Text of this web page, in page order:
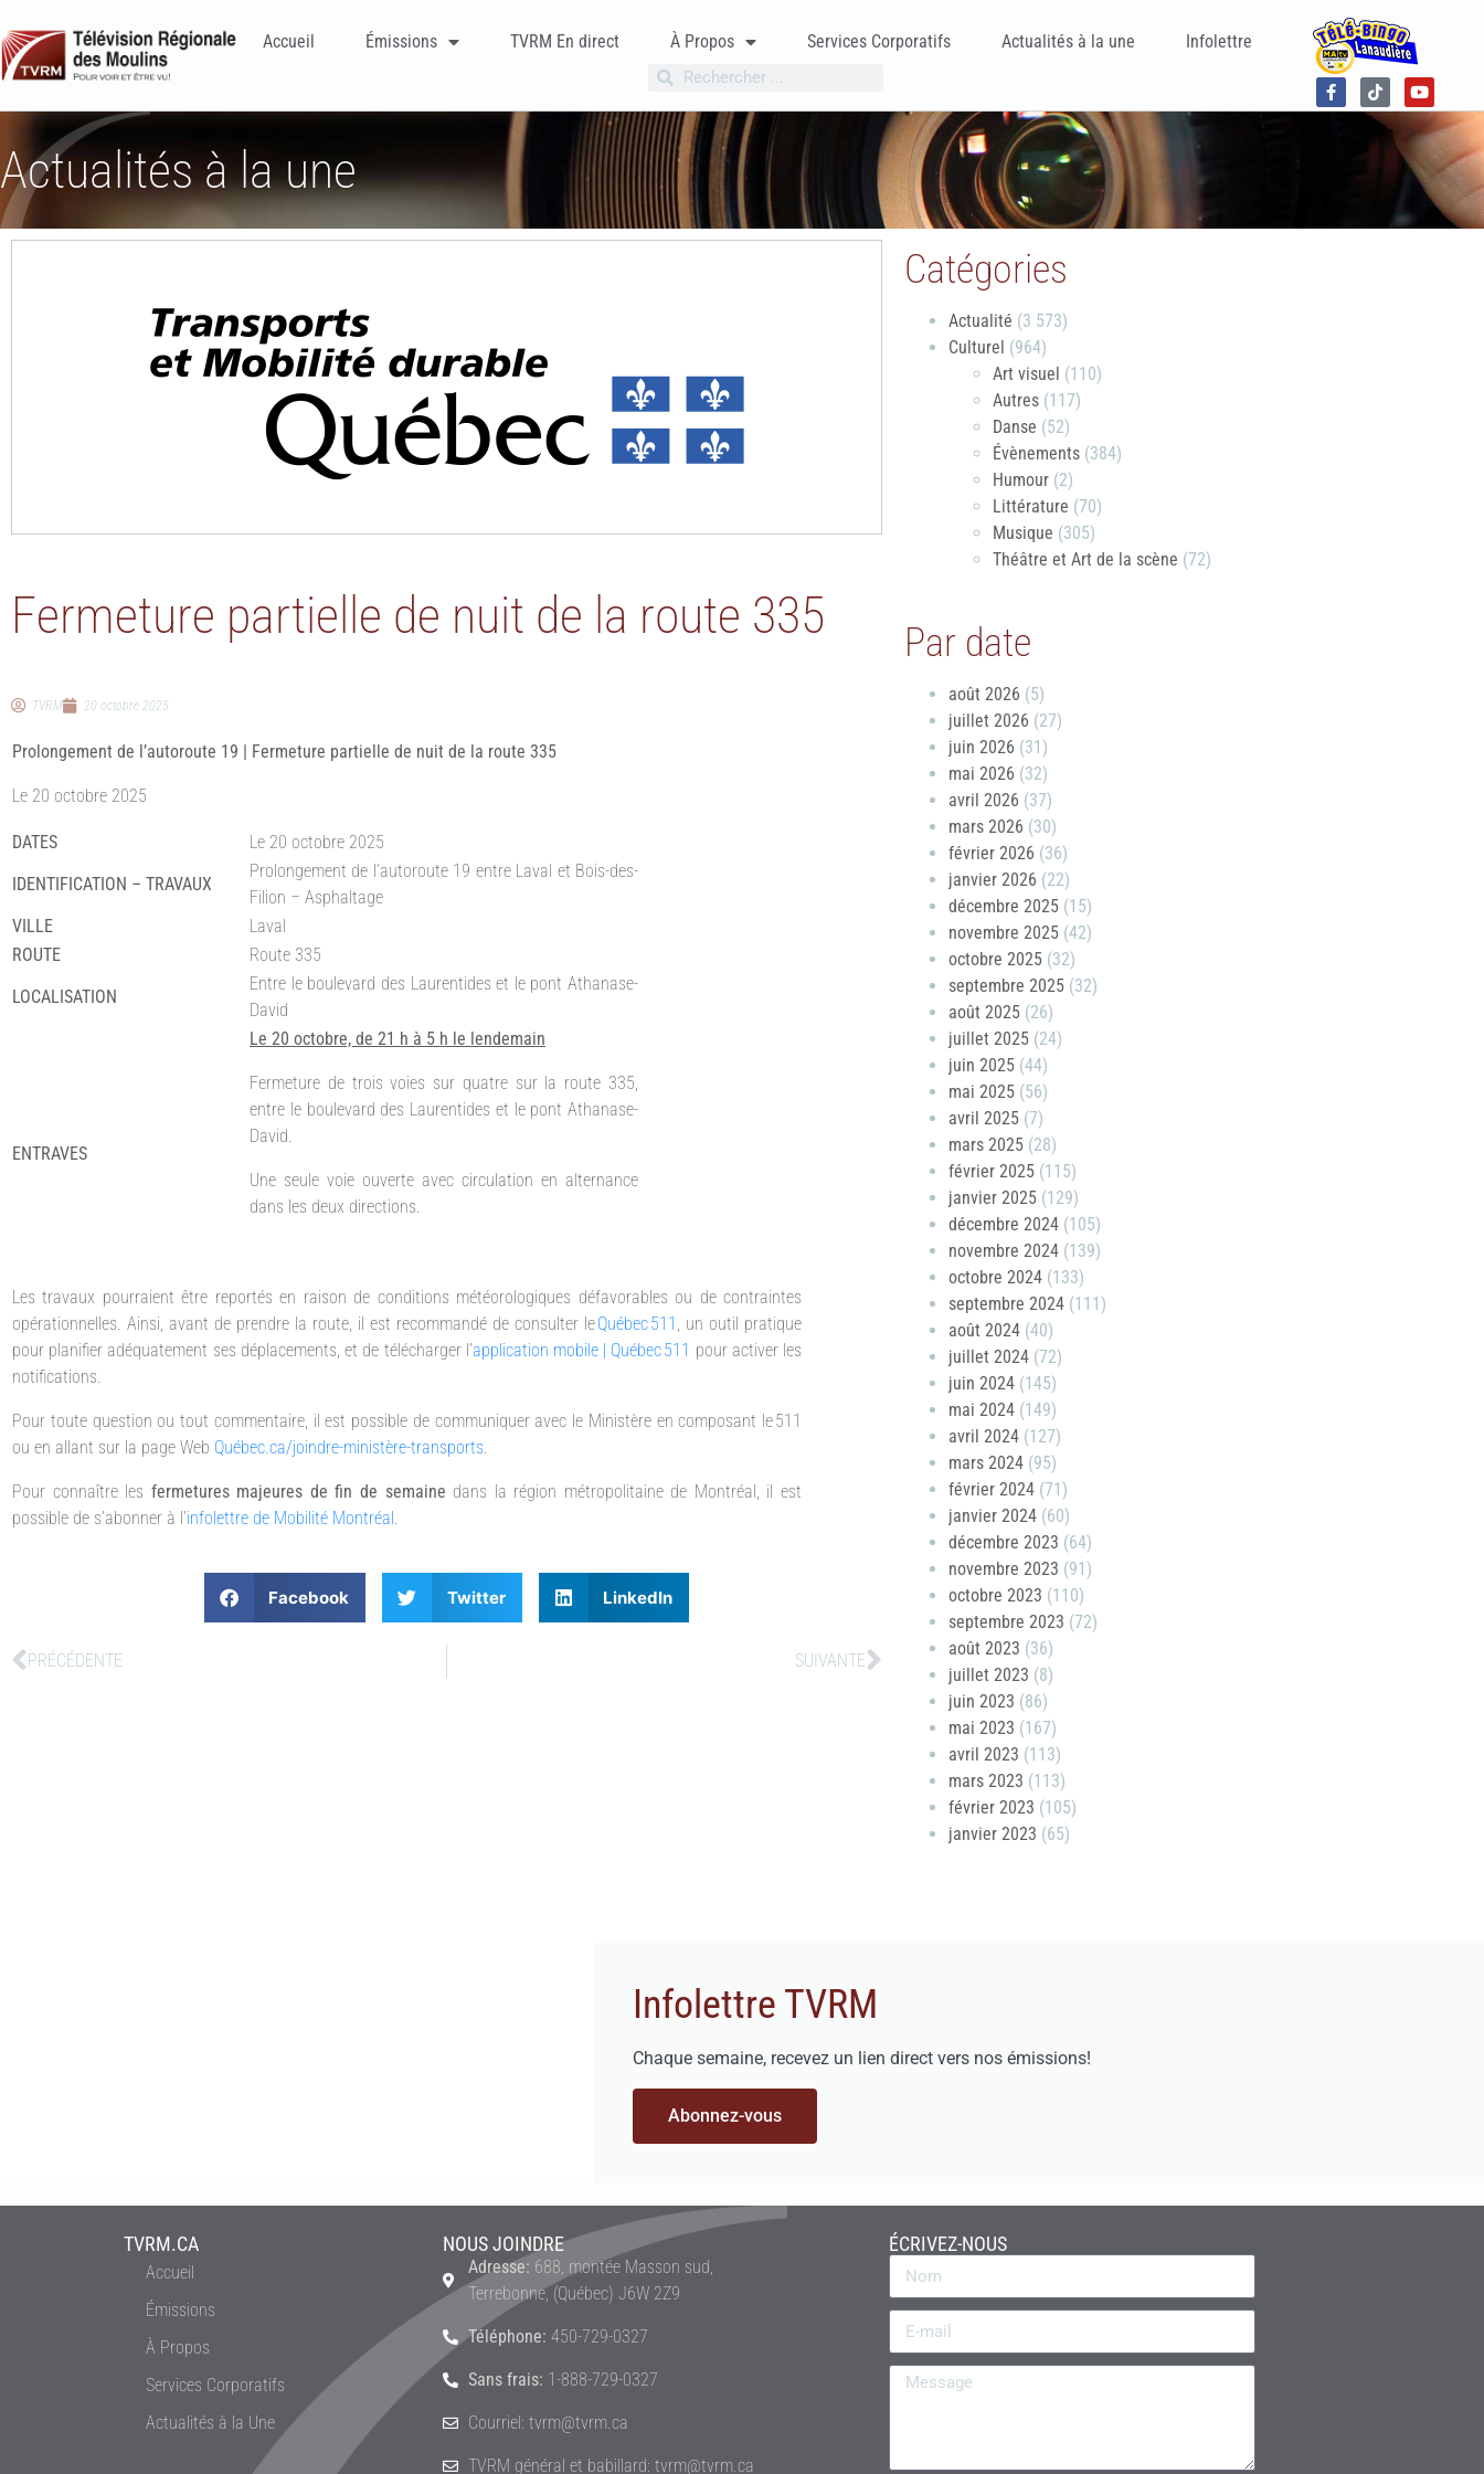
Accueil Émissions TVRM En direct À Propos Services Corporatifs Actualités à la une Infolettre
Actualités à la une
Fermeture partielle de nuit de la route 335
TVRM 20 octobre 2025
Prolongement de l’autoroute 19 | Fermeture partielle de nuit de la route 335
Le 20 octobre 2025
DATES
Le 20 octobre 2025
IDENTIFICATION – TRAVAUX
Prolongement de l’autoroute 19 entre Laval et Bois-des-
Filion – Asphaltage
VILLE
Laval
ROUTE
Route 335
LOCALISATION
Entre le boulevard des Laurentides et le pont Athanase-
David
ENTRAVES
Le 20 octobre, de 21 h à 5 h le lendemain
Fermeture de trois voies sur quatre sur la route 335,
entre le boulevard des Laurentides et le pont Athanase-
David.
Une seule voie ouverte avec circulation en alternance
dans les deux directions.
Les travaux pourraient être reportés en raison de conditions météorologiques défavorables ou de contraintes
opérationnelles. Ainsi, avant de prendre la route, il est recommandé de consulter leQuébec 511 , un outil pratique
pour planifier adéquatement ses déplacements, et de télécharger l’application mobile | Québec 511 pour activer les
notifications.
Pour toute question ou tout commentaire, il est possible de communiquer avec le Ministère en composant le 511
ou en allant sur la page Web Québec.ca/joindre-ministère-transports.
Pour connaître les fermetures majeures de fin de semaine dans la région métropolitaine de Montréal, il est
possible de s’abonner à l’infolettre de Mobilité Montréal.
Facebook Twitter LinkedIn
PRÉCÉDENTE SUIVANTE
Catégories
Actualité (3 573)
Culturel (964)
Art visuel (110)
Autres (117)
Danse (52)
Évènements (384)
Humour (2)
Littérature (70)
Musique (305)
Théâtre et Art de la scène (72)
Par date
août 2026 (5)
juillet 2026 (27)
juin 2026 (31)
mai 2026 (32)
avril 2026 (37)
mars 2026 (30)
février 2026 (36)
janvier 2026 (22)
décembre 2025 (15)
novembre 2025 (42)
octobre 2025 (32)
septembre 2025 (32)
août 2025 (26)
juillet 2025 (24)
juin 2025 (44)
mai 2025 (56)
avril 2025 (7)
mars 2025 (28)
février 2025 (115)
janvier 2025 (129)
décembre 2024 (105)
novembre 2024 (139)
octobre 2024 (133)
septembre 2024 (111)
août 2024 (40)
juillet 2024 (72)
juin 2024 (145)
mai 2024 (149)
avril 2024 (127)
mars 2024 (95)
février 2024 (71)
janvier 2024 (60)
décembre 2023 (64)
novembre 2023 (91)
octobre 2023 (110)
septembre 2023 (72)
août 2023 (36)
juillet 2023 (8)
juin 2023 (86)
mai 2023 (167)
avril 2023 (113)
mars 2023 (113)
février 2023 (105)
janvier 2023 (65)
Infolettre TVRM
Chaque semaine, recevez un lien direct vers nos émissions!
Abonnez-vous
TVRM.CA
Accueil
Émissions
À Propos
Services Corporatifs
Actualités à la Une
NOUS JOINDRE
Adresse: 688, montée Masson sud,
Terrebonne, (Québec) J6W 2Z9
Téléphone: 450-729-0327
Sans frais: 1-888-729-0327
Courriel: tvrm@tvrm.ca
TVRM général et babillard: tvrm@tvrm.ca
ÉCRIVEZ-NOUS